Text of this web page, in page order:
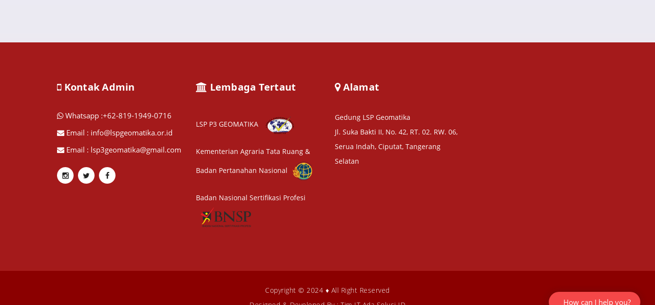
How can I help you?
Kontak Admin
Whatsapp :+62-819-1949-0716
Email : info@lspgeomatika.or.id
Email : lsp3geomatika@gmail.com
Lembaga Tertaut
LSP P3 GEOMATIKA
Kementerian Agraria Tata Ruang &
Badan Pertanahan Nasional
Badan Nasional Sertifikasi Profesi
Alamat
Gedung LSP Geomatika
Jl. Suka Bakti II, No. 42, RT. 02. RW. 06,
Serua Indah, Ciputat, Tangerang
Selatan
Copyright © 2024 ♦ All Right Reserved